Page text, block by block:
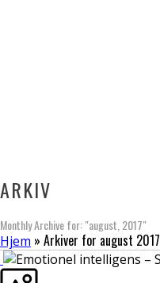
ARKIV
Monthly Archive for: "august, 2017"
Hjem » Arkiver for august 2017